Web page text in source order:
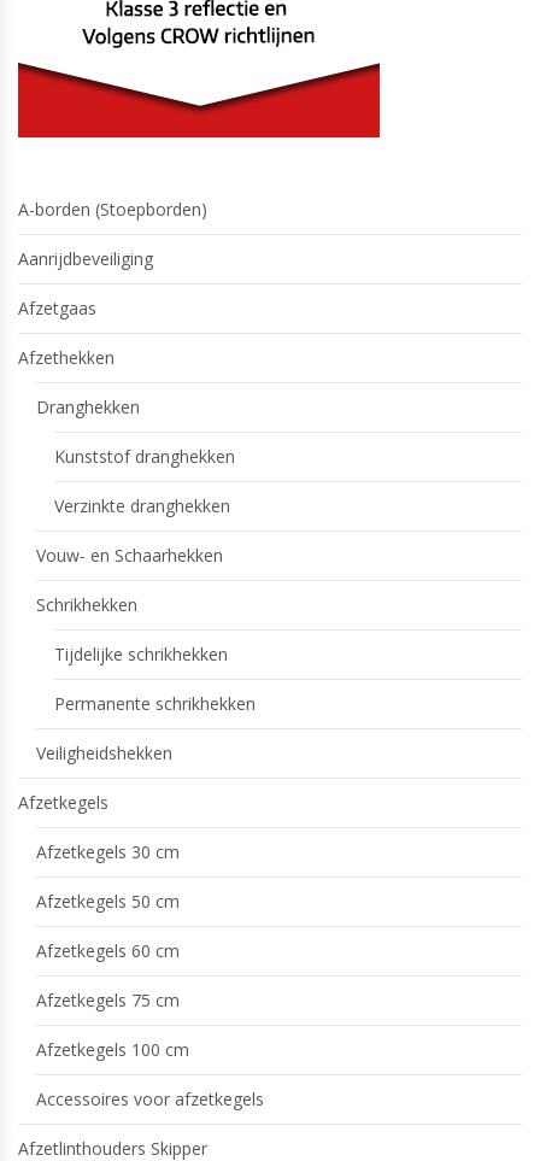
A-borden (Stoepborden)
Aanrijdbeveiliging
Afzetgaas
Afzethekken
Dranghekken
Kunststof dranghekken
Verzinkte dranghekken
Vouw- en Schaarhekken
Schrikhekken
Tijdelijke schrikhekken
Permanente schrikhekken
Veiligheidshekken
Afzetkegels
Afzetkegels 30 cm
Afzetkegels 50 cm
Afzetkegels 60 cm
Afzetkegels 75 cm
Afzetkegels 100 cm
Accessoires voor afzetkegels
Afzetlinthouders Skipper